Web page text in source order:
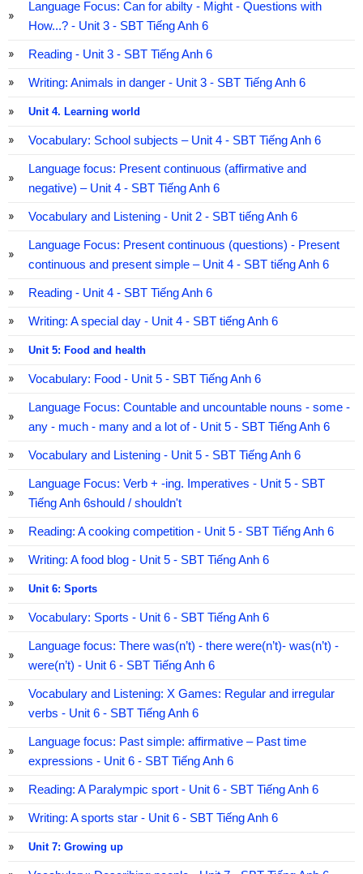
Language Focus: Can for abilty - Might - Questions with
How...? - Unit 3 - SBT Tiếng Anh 6
Reading - Unit 3 - SBT Tiếng Anh 6
Writing: Animals in danger - Unit 3 - SBT Tiếng Anh 6
Unit 4. Learning world
Vocabulary: School subjects – Unit 4 - SBT Tiếng Anh 6
Language focus: Present continuous (affirmative and
negative) – Unit 4 - SBT Tiếng Anh 6
Vocabulary and Listening - Unit 2 - SBT tiếng Anh 6
Language Focus: Present continuous (questions) - Present
continuous and present simple – Unit 4 - SBT tiếng Anh 6
Reading - Unit 4 - SBT Tiếng Anh 6
Writing: A special day - Unit 4 - SBT tiếng Anh 6
Unit 5: Food and health
Vocabulary: Food - Unit 5 - SBT Tiếng Anh 6
Language Focus: Countable and uncountable nouns - some -
any - much - many and a lot of - Unit 5 - SBT Tiếng Anh 6
Vocabulary and Listening - Unit 5 - SBT Tiếng Anh 6
Language Focus: Verb + -ing. Imperatives - Unit 5 - SBT
Tiếng Anh 6should / shouldn't
Reading: A cooking competition - Unit 5 - SBT Tiếng Anh 6
Writing: A food blog - Unit 5 - SBT Tiếng Anh 6
Unit 6: Sports
Vocabulary: Sports - Unit 6 - SBT Tiếng Anh 6
Language focus: There was(n’t) - there were(n’t)- was(n’t) -
were(n’t) - Unit 6 - SBT Tiếng Anh 6
Vocabulary and Listening: X Games: Regular and irregular
verbs - Unit 6 - SBT Tiếng Anh 6
Language focus: Past simple: affirmative – Past time
expressions - Unit 6 - SBT Tiếng Anh 6
Reading: A Paralympic sport - Unit 6 - SBT Tiếng Anh 6
Writing: A sports star - Unit 6 - SBT Tiếng Anh 6
Unit 7: Growing up